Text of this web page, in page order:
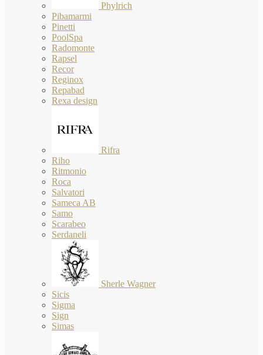
Phylrich
Pibamarmi
Pinetti
PoolSpa
Radomonte
Rapsel
Recor
Reginox
Repabad
Rexa design
Rifra
Riho
Ritmonio
Roca
Salvatori
Sameca AB
Samo
Scarabeo
Serdaneli
Sherle Wagner
Sicis
Sigma
Sign
Simas